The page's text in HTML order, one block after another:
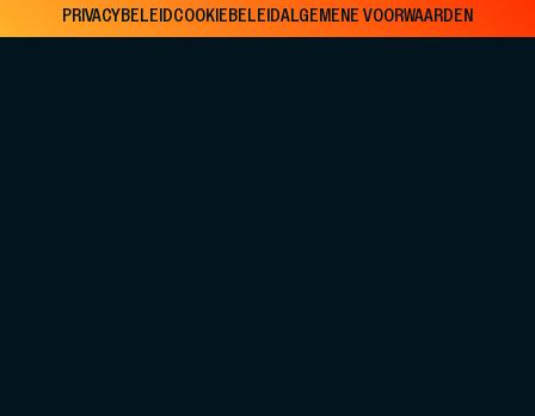
PRIVACYBELEIDCOOKIEBELEIDALGEMENE VOORWAARDEN